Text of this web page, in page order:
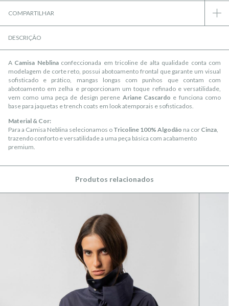
COMPARTILHAR
DESCRIÇÃO
A Camisa Neblinaconfeccionada em tricoline de alta qualidade conta com
modelagem de corte reto, possui abotoamento frontal que garante um visual
sofisticado e prático, mangas longas com punhos que contam com
abotoamento em zelha e proporcionam um toque refinado e versatilidade,
vem como uma peça de design perene Ariane Cascardo e funciona como
base para jaquetas e trench coats em look atemporais e sofisticados.
Material & Cor:
Para a Camisa Neblina selecionamos o Tricoline 100% Algodão na cor Cinza
trazendo conforto e versatilidade a uma peça básica com acabamento
premium.
Produtos relacionados